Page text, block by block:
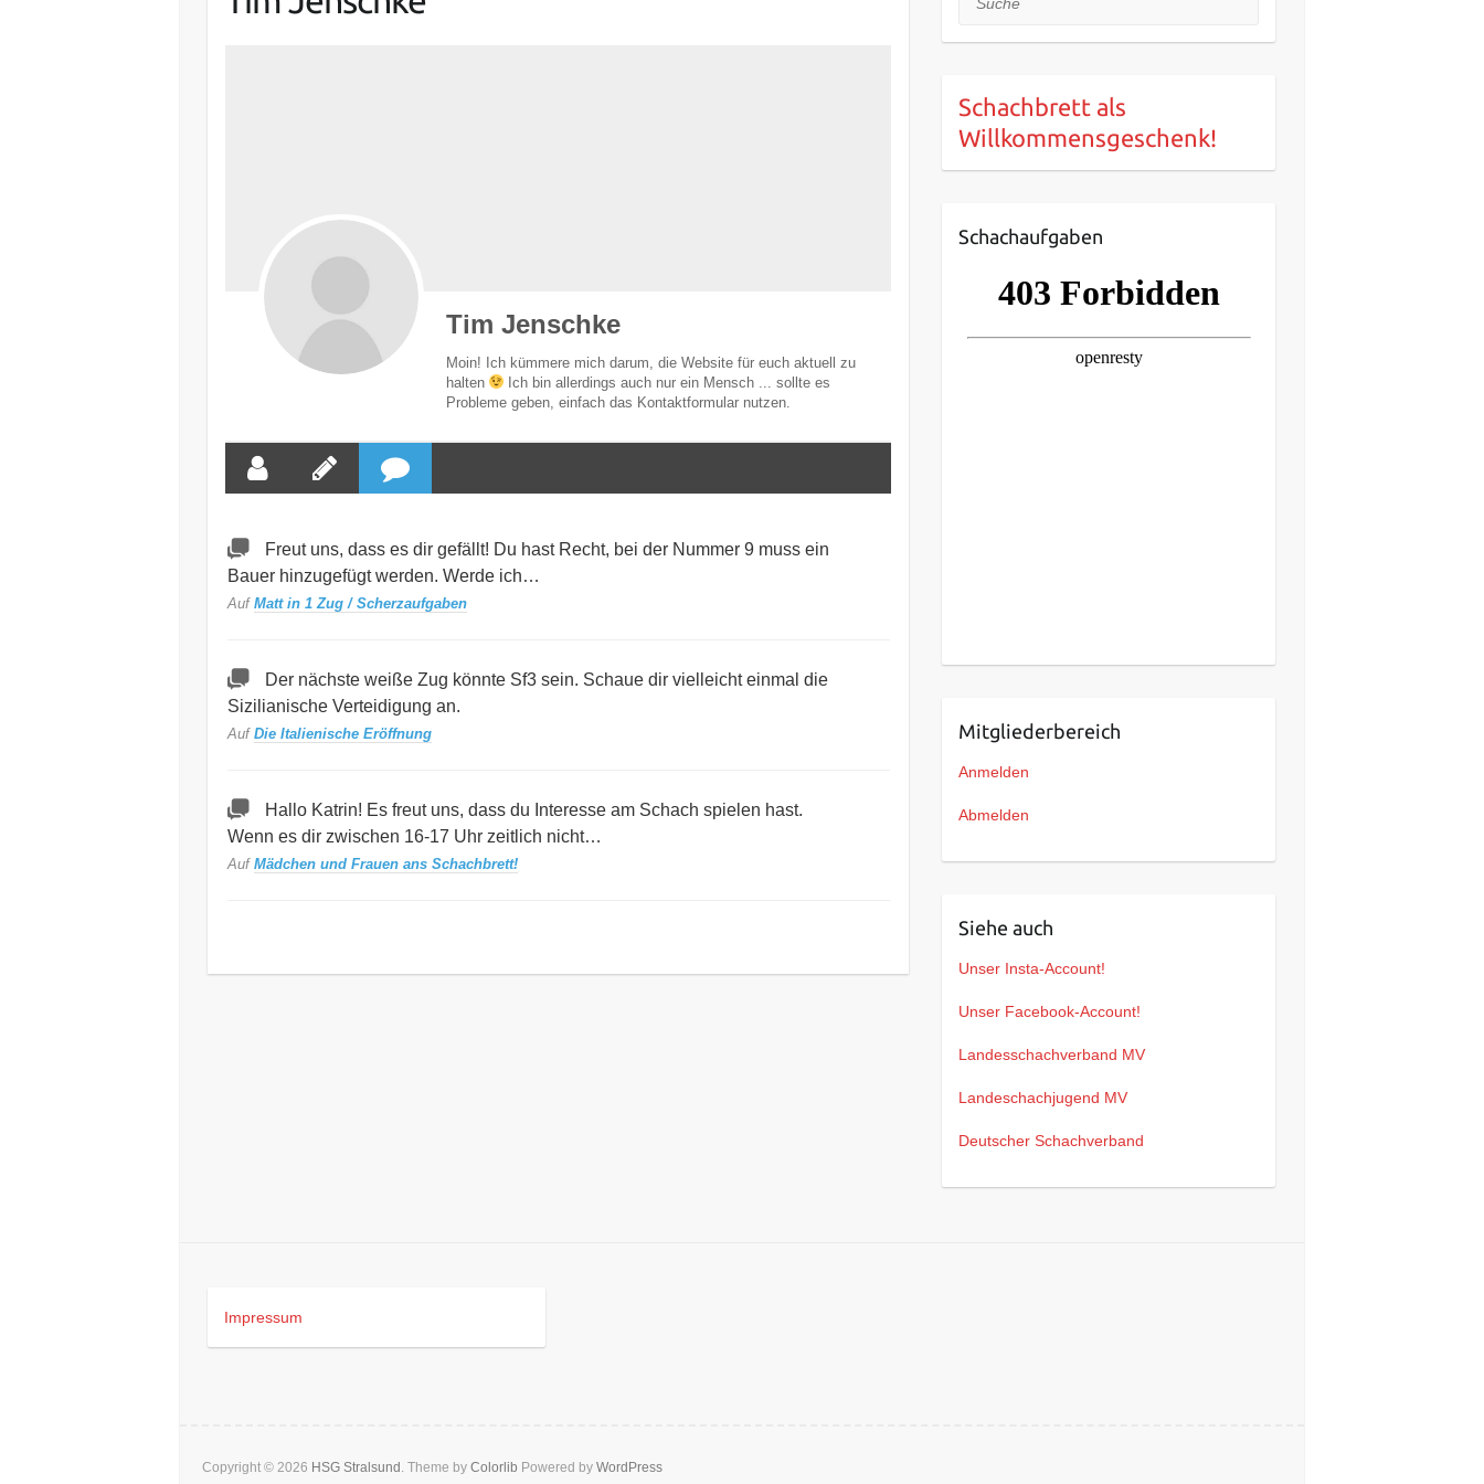
Tim Jenschke
Moin! Ich kümmere mich darum, die Website für euch aktuell zu
halten
Ich bin allerdings auch nur ein Mensch ... sollte es
Probleme geben, einfach das Kontaktformular nutzen.
Freut uns, dass es dir gefällt! Du hast Recht, bei der Nummer 9 muss ein
Bauer hinzugefügt werden. Werde ich…
Auf Matt in 1 Zug / Scherzaufgaben
Der nächste weiße Zug könnte Sf3 sein. Schaue dir vielleicht einmal die
Sizilianische Verteidigung an.
Auf Die Italienische Eröffnung
Hallo Katrin! Es freut uns, dass du Interesse am Schach spielen hast.
Wenn es dir zwischen 16-17 Uhr zeitlich nicht…
Auf Mädchen und Frauen ans Schachbrett!
Schachbrett als
Willkommensgeschenk!
Schachaufgaben
Mitgliederbereich
Anmelden
Abmelden
Siehe auch
Unser Insta-Account!
Unser Facebook-Account!
Landesschachverband MV
Landeschachjugend MV
Deutscher Schachverband
Impressum
Copyright © 2026 HSG Stralsund . Theme by Colorlib Powered by WordPress